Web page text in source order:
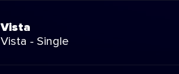
Vista
Vista - Single